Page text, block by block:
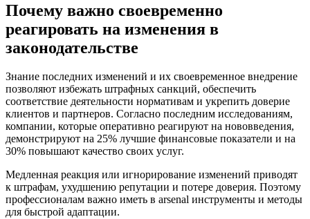
Почему важно своевременно
реагировать на изменения в
законодательстве
Знание последних изменений и их своевременное внедрение
позволяют избежать штрафных санкций, обеспечить
соответствие деятельности нормативам и укрепить доверие
клиентов и партнеров. Согласно последним исследованиям,
компании, которые оперативно реагируют на нововведения,
демонстрируют на 25% лучшие финансовые показатели и на
30% повышают качество своих услуг.
Медленная реакция или игнорирование изменений приводят
к штрафам, ухудшению репутации и потере доверия. Поэтому
профессионалам важно иметь в arsenal инструменты и методы
для быстрой адаптации.